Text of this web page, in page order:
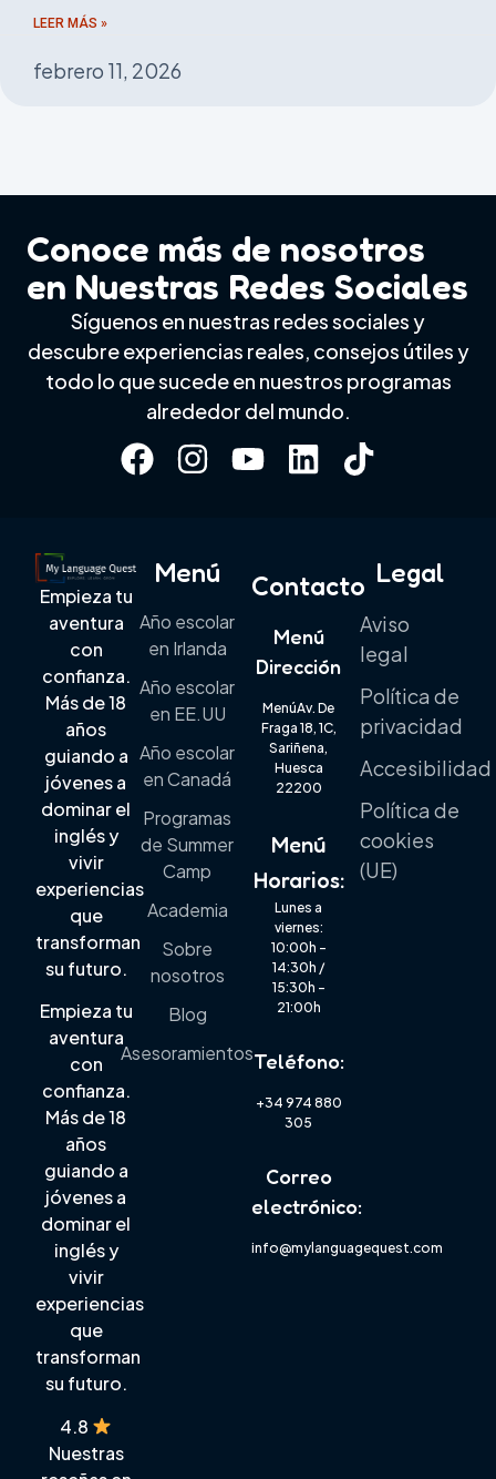
LEER MÁS »
febrero 11, 2026
Conoce más de nosotros
en Nuestras Redes Sociales
Síguenos en nuestras redes sociales y
descubre experiencias reales, consejos útiles y
todo lo que sucede en nuestros programas
alrededor del mundo.
Empieza tu
aventura
con
confianza.
Más de 18
años
guiando a
jóvenes a
dominar el
inglés y
vivir
experiencias
que
transforman
su futuro.
Empieza tu
aventura
con
confianza.
Más de 18
años
guiando a
jóvenes a
dominar el
inglés y
vivir
experiencias
que
transforman
su futuro.
4.8
Nuestras
Menú
Año escolar
en Irlanda
Año escolar
en EE.UU
Año escolar
en Canadá
Programas
de Summer
Camp
Academia
Sobre
nosotros
Blog
Asesoramientos
Contacto
Menú
Dirección
MenúAv. De
Fraga 18, 1C,
Sariñena,
Huesca
22200
Menú
Horarios:
Lunes a
viernes:
10:00h –
14:30h /
15:30h –
21:00h
Teléfono:
+34 974 880
305
Correo
electrónico:
info@mylanguagequest.com
Legal
Aviso
legal
Política de
privacidad
Accesibilidad
Política de
cookies
(UE)